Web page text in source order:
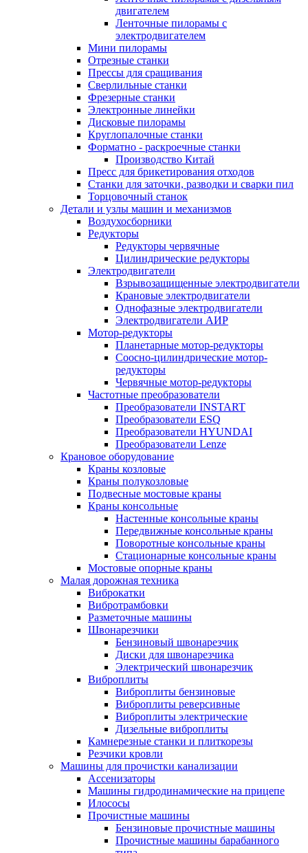
двигателем
Ленточные пилорамы с
электродвигателем
Мини пилорамы
Отрезные станки
Прессы для сращивания
Сверлильные станки
Фрезерные станки
Электронные линейки
Дисковые пилорамы
Круглопалочные станки
Форматно - раскроечные станки
Производство Китай
Пресс для брикетирования отходов
Станки для заточки, разводки и сварки пил
Торцовочный станок
Детали и узлы машин и механизмов
Воздухосборники
Редукторы
Редукторы червячные
Цилиндрические редукторы
Электродвигатели
Взрывозащищенные электродвигатели
Крановые электродвигатели
Однофазные электродвигатели
Электродвигатели АИР
Мотор-редукторы
Планетарные мотор-редукторы
Соосно-цилиндрические мотор-
редукторы
Червячные мотор-редукторы
Частотные преобразователи
Преобразователи INSTART
Преобразователи ESQ
Преобразователи HYUNDAI
Преобразователи Lenze
Крановое оборудование
Краны козловые
Краны полукозловые
Подвесные мостовые краны
Краны консольные
Настенные консольные краны
Передвижные консольные краны
Поворотные консольные краны
Стационарные консольные краны
Мостовые опорные краны
Малая дорожная техника
Виброкатки
Вибротрамбовки
Разметочные машины
Швонарезчики
Бензиновый швонарезчик
Диски для швонарезчика
Электрический швонарезчик
Виброплиты
Виброплиты бензиновые
Виброплиты реверсивные
Виброплиты электрические
Дизельные виброплиты
Камнерезные станки и плиткорезы
Резчики кровли
Машины для прочистки канализации
Ассенизаторы
Машины гидродинамические на прицепе
Илососы
Прочистные машины
Бензиновые прочистные машины
Прочистные машины барабанного